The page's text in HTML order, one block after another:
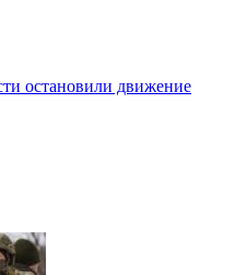
остановили движение